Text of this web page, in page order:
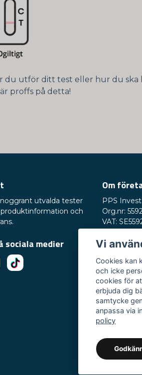
utför ditt test eller hur du ska
proffs på detta!
utvalda tester
och
sociala medier
Om
PPS Invest
Org.nr:
VAT:
245 33
Öppettider:
Mån-fre kl. 10-17
Vi
Cookies kan
och icke
cookies för
erbjuda dig
samtycke
anpassa via
policy